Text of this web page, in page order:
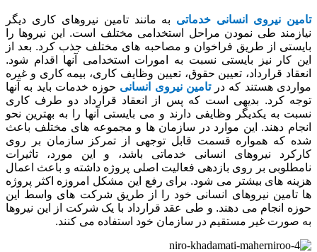
تامین نیروی انسانی خدماتی به مانند تامین نیروهای کاری دیگر
نیازمند طی نمودن مراحل استخدامی مختلف است. این نیروها را
بایستی از طریق فراخوان و مصاحبه های مختلف جذب کرد. بعد از
این کار نیز بایستی نسبت به امورات استخدامی آنها اقدام شود.
انعقاد قرارداد، تعیین حقوق، تعیین وظایف کاری، بیمه کاری و غیره
مواردی هستند که درتامین نیروی انسانی حوزه خدمات باید به آنها
توجه کرد. بدیهی است که پس از انعقاد قرارداد دو طرف کاری
نسبت به یکدیگر وظایفی دارند و می بایستی آنها را به بهترین نحو
انجام دهند. این موارد در سازمان ها و مجموعه های مختلف باعث
شده که همواره قسمت قابل توجهی از تمرکز سازمان بر روی
کارکرد نیروهای انسانی خدماتی باشد، و این مورد، تاثیرات
نامطلوبی بر روی بازدهی فعالیت اصلی پروژه داشته و باعث اعمال
هزینه های بیشتر می شود. برای رفع این مشکل امروزه اکثر پروژه
ها تامین نیروهای انسانی خود را از طریق شرکت های واسط این
حوزه انجام می دهند. و طی عقد قرارداد با یک شرکت از این نیروها
به صورت غیر مستقیم در سازمان خود استفاده می کنند.